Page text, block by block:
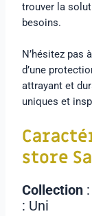
trouver la
besoins.
N’hésitez pas
d’une
attrayant et
uniques et
store
Collection
: Uni